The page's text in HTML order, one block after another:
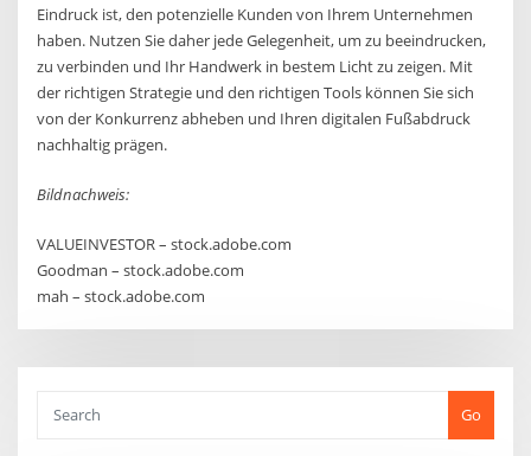
Eindruck ist, den potenzielle Kunden von Ihrem Unternehmen
haben. Nutzen Sie daher jede Gelegenheit, um zu beeindrucken,
zu verbinden und Ihr Handwerk in bestem Licht zu zeigen. Mit
der richtigen Strategie und den richtigen Tools können Sie sich
von der Konkurrenz abheben und Ihren digitalen Fußabdruck
nachhaltig prägen.
Bildnachweis:
VALUEINVESTOR – stock.adobe.com
Goodman – stock.adobe.com
mah – stock.adobe.com
Go